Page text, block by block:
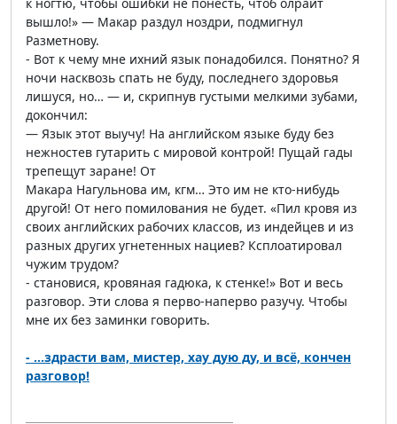
вышло!» — Макар раздул ноздри, подмигнул
Разметнову.
- Вот к чему мне ихний язык понадобился. Понятно? Я
ночи насквозь спать не буду, последнего здоровья
лишуся, но… — и, скрипнув густыми мелкими зубами,
докончил:
— Язык этот выучу! На английском языке буду без
нежностев гутарить с мировой контрой! Пущай гады
трепещут заране! От
Макара Нагульнова им, кгм… Это им не кто-нибудь
другой! От него помилования не будет. «Пил кровя из
своих английских рабочих классов, из индейцев и из
разных других угнетенных нациев? Ксплоатировал
чужим трудом?
- становися, кровяная гадюка, к стенке!» Вот и весь
разговор. Эти слова я перво-наперво разучу. Чтобы
мне их без заминки говорить.
- ...здрасти вам, мистер, хау дую ду, и всё, кончен
разговор!